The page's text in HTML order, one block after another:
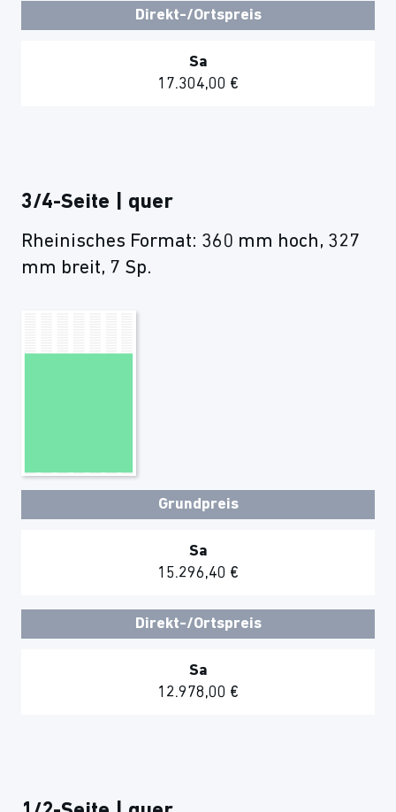
Direkt-/Ortspreis
Sa
17.304,00 €
3/4-Seite | quer
Rheinisches Format: 360 mm hoch, 327
mm breit, 7 Sp.
Grundpreis
Sa
15.296,40 €
Direkt-/Ortspreis
Sa
12.978,00 €